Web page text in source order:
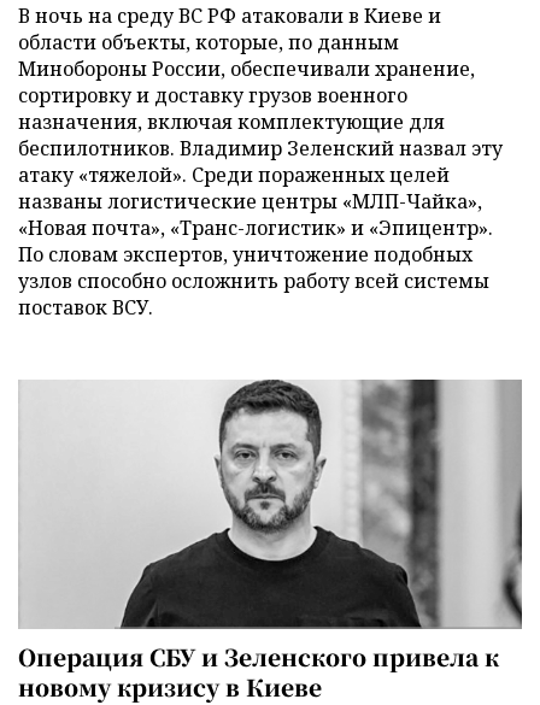
В ночь на среду ВС РФ атаковали в Киеве и
области объекты, которые, по данным
Минобороны России, обеспечивали хранение,
сортировку и доставку грузов военного
назначения, включая комплектующие для
беспилотников. Владимир Зеленский назвал эту
атаку «тяжелой». Среди пораженных целей
названы логистические центры «МЛП-Чайка»,
«Новая почта», «Транс-логистик» и «Эпицентр».
По словам экспертов, уничтожение подобных
узлов способно осложнить работу всей системы
поставок ВСУ.
Операция СБУ и Зеленского привела к
новому кризису в Киеве